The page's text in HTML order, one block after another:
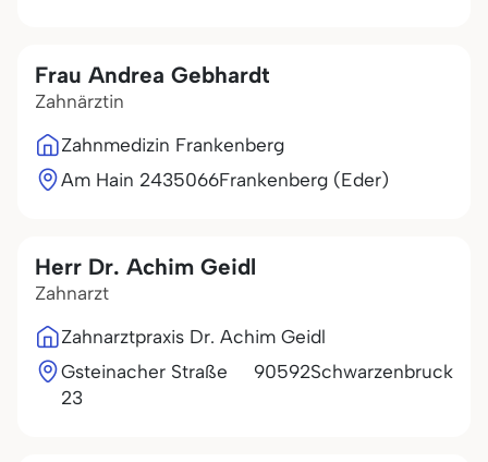
Frau Andrea Gebhardt
Zahnärztin
Zahnmedizin Frankenberg
Am Hain 2435066Frankenberg (Eder)
Herr Dr. Achim Geidl
Zahnarzt
Zahnarztpraxis Dr. Achim Geidl
Gsteinacher Straße
23
90592Schwarzenbruck